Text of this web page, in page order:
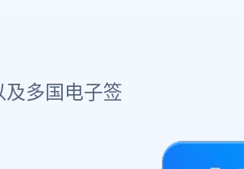
多国电子签